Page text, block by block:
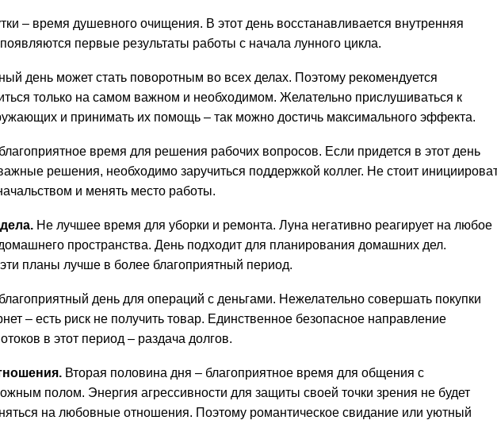
– время душевного очищения. В этот день восстанавливается внутренняя
первые результаты работы с начала лунного цикла.
день может стать поворотным во всех делах. Поэтому рекомендуется
только на самом важном и необходимом. Желательно прислушиваться к
и принимать их помощь – так можно достичь максимального эффекта.
время для решения рабочих вопросов. Если придется в этот день
решения, необходимо заручиться поддержкой коллег. Не стоит
и менять место работы.
Не лучшее время для уборки и ремонта. Луна негативно реагирует на любое
пространства. День подходит для планирования домашних дел.
планы лучше в более благоприятный период.
день для операций с деньгами. Нежелательно совершать покупки
– есть риск не получить товар. Единственное безопасное направление
в этот период – раздача долгов.
Вторая половина дня – благоприятное время для общения с
полом. Энергия агрессивности для защиты своей точки зрения не будет
на любовные отношения. Поэтому романтическое свидание или уютный